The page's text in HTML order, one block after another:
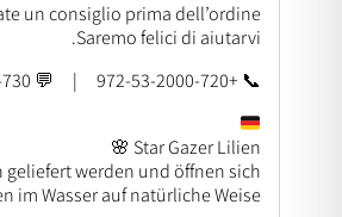
un consiglio prima dell’ordine?
Saremo felici di aiutarvi.
📞 +972-53-2000-720 | 💬 WhatsApp: +972-53-2000-730
Star Gazer Lilien 🌸
geliefert werden und öffnen sich
im Wasser auf natürliche Weise.